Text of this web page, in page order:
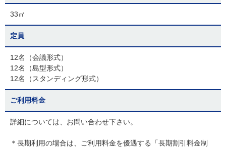
33㎡
定員
12名（会議形式）
12名（島型形式）
12名（スタンディング形式）
ご利用料金
詳細については、お問い合わせ下さい。
＊長期利用の場合は、ご利用料金を優遇する「長期割引料金制